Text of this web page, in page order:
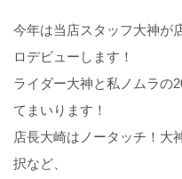
今年は当店スタッフ大神が
ロデビューします！
ライダー大神と私ノムラの
てまいります！
店長大崎はノータッチ！大
択など、